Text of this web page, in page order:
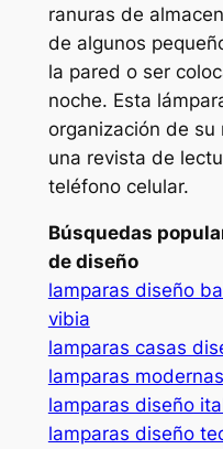
ranuras de
de algunos
la pared o ser
noche. Esta
organización de
una revista de
teléfono celular.
Búsquedas
de diseño
lamparas diseño
vibia
lamparas casas
lamparas modernas
lamparas diseño
lamparas diseño